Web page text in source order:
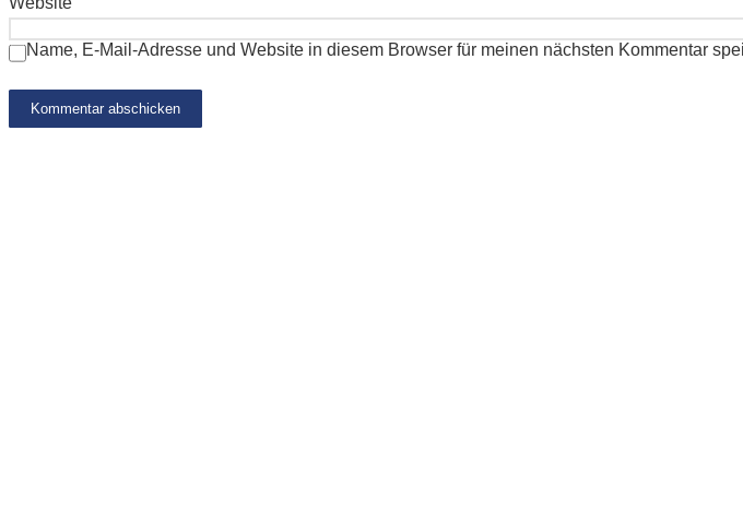
Name, E-Mail-Adresse und Website in diesem Browser für meinen nächsten Kommentar